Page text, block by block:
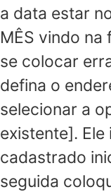
a data estar
MÊS vindo
se colocar
defina o
selecionar a
existente].
cadastrado
seguida